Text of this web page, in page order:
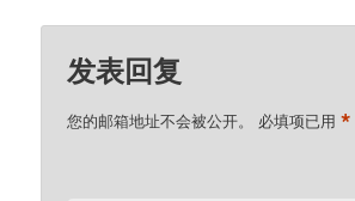
发表回复
您的邮箱地址不会被公开。 必填项已用*